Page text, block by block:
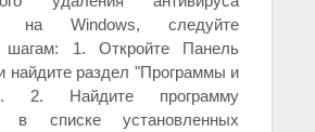
на Windows, следуйте
1. Откройте Панель
найдите раздел "Программы и
2. Найдите программу
в списке установленных